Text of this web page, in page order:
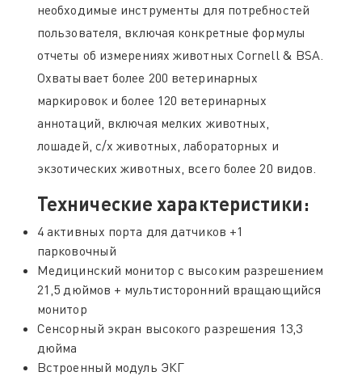
необходимые инструменты для потребностей
пользователя, включая конкретные формулы
отчеты об измерениях животных Cornell & BSA.
Охватывает более 200 ветеринарных
маркировок и более 120 ветеринарных
аннотаций, включая мелких животных,
лошадей, с/х животных, лабораторных и
экзотических животных, всего более 20 видов.
Технические характеристики:
4 активных порта для датчиков +1
парковочный
Медицинский монитор с высоким разрешением
21,5 дюймов + мультисторонний вращающийся
монитор
Сенсорный экран высокого разрешения 13,3
дюйма
Встроенный модуль ЭКГ